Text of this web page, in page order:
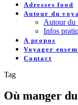
Adresses food
Autour du
Autour du
Infos
A propos
Voyager
Contact
Tag
Où manger